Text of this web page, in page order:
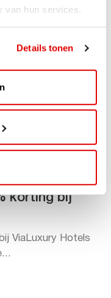
van hun services.
Details tonen
korting bij
ViaLuxury Hotels